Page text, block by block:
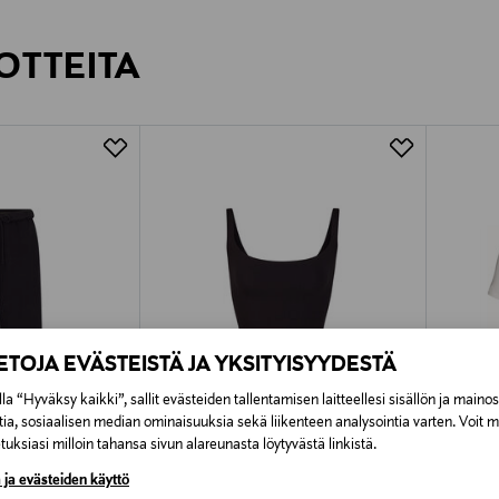
EVÄSTEISTÄ JA YKSITYISYYDESTÄ
“Hyväksy kaikki”, sallit evästeiden tallentamisen laitteellesi sisällön ja
sosiaalisen median ominaisuuksia sekä liikenteen analysointia varten. Voit
milloin tahansa sivun alareunasta löytyvästä linkistä.
ja evästeiden käyttö